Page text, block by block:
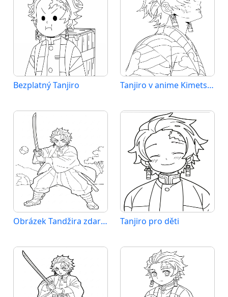
Bezplatný Tanjiro Tanjiro v anime Kimetsu no Yaiba
Obrázek Tandžira zdarma Tanjiro pro děti